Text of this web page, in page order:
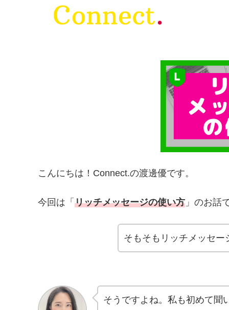
こんにちは！Connect.の渡邊優です。
今回は「 リッチメッセージの使い方 」のお話
そもそもリッチメッセ
そうですよね。私も初めて聞